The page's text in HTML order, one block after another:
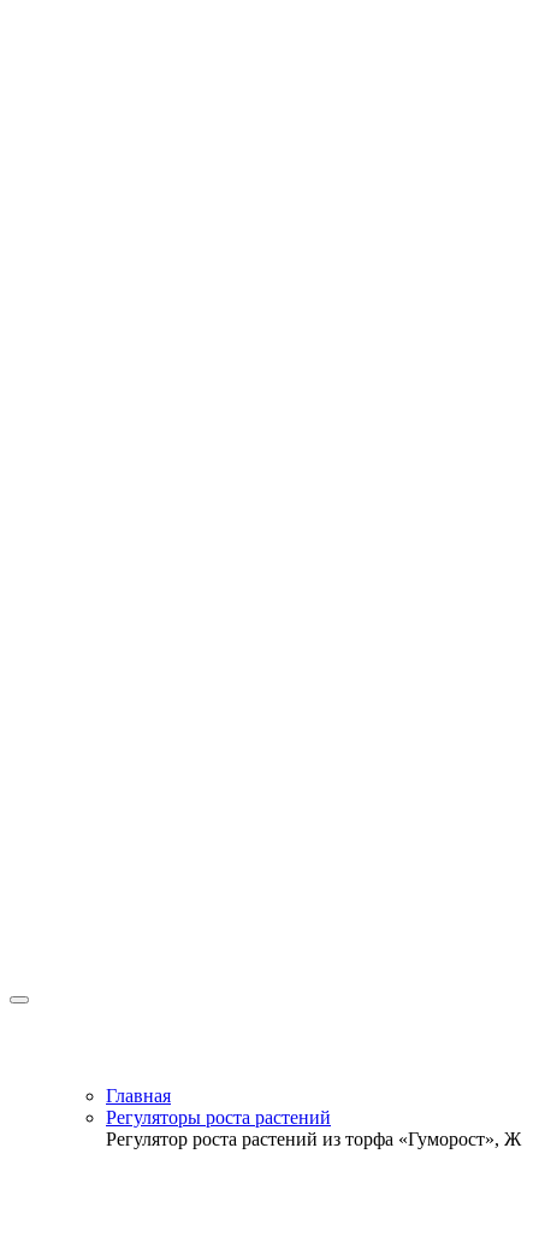
Главная
Регуляторы роста растений
Регулятор роста растений из торфа «Гуморост», Ж